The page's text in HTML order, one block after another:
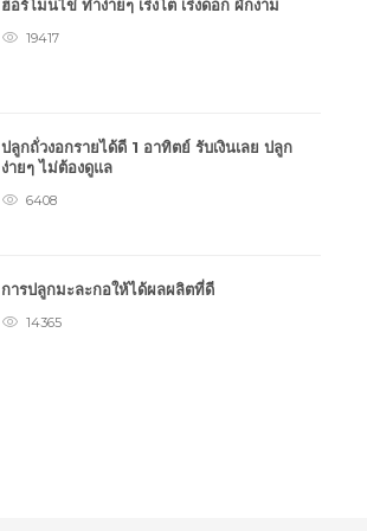
ฮอร์โมนไข่ ทำง่ายๆ เร่งโต เร่งดอก ผักงาม
19417
ปลูกถั่วงอกรายได้ดี 1 อาทิตย์ รับเงินเลย ปลูก
ง่ายๆ ไม่ต้องดูแล
6408
การปลูกมะละกอให้ได้ผลผลิตที่ดี
14365